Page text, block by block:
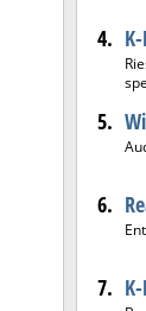
4.
5.
6.
7.